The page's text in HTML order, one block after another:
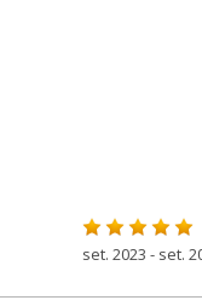
set. 2023 - set.